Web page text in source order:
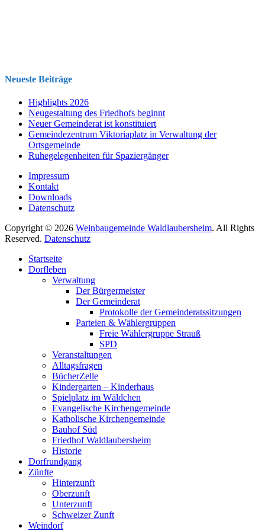
Neueste Beiträge
Highlights 2026
Neugestaltung des Friedhofs beginnt
Neuer Gemeinderat ist konstituiert
Gemeindezentrum Viktoriaplatz in Verwaltung der
Ortsgemeinde
Ruhegelegenheiten für Spaziergänger
Impressum
Kontakt
Downloads
Datenschutz
Copyright © 2026 Weinbaugemeinde Waldlaubersheim. All Rights
Reserved. Datenschutz
oben
scrollen
Startseite
Dorfleben
Verwaltung
Der Bürgermeister
Der Gemeinderat
Protokolle der Gemeinderatssitzungen
Parteien & Wählergruppen
Freie Wählergruppe Strauß
SPD
Veranstaltungen
Alltagsfragen
BücherZelle
Kindergarten – Kinderhaus
Spielplatz im Wäldchen
Evangelische Kirchengemeinde
Katholische Kirchengemeinde
Bauhof Süd
Friedhof Waldlaubersheim
Historie
Dorfrundgang
Zünfte
Hinterzunft
Oberzunft
Unterzunft
Schweizer Zunft
Weindorf